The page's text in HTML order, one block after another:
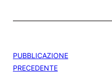
PUBBLICAZIONE
PRECEDENTE